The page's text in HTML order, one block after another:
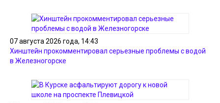
07 августа 2026 года, 14:43
Хинштейн прокомментировал серьезные проблемы с водой
в Железногорске